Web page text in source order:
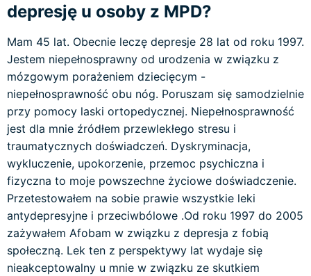
depresję u osoby z MPD?
Mam 45 lat. Obecnie leczę depresje 28 lat od roku 1997.
Jestem niepełnosprawny od urodzenia w związku z
mózgowym porażeniem dziecięcym -
niepełnosprawność obu nóg. Poruszam się samodzielnie
przy pomocy laski ortopedycznej. Niepełnosprawność
jest dla mnie źródłem przewlekłego stresu i
traumatycznych doświadczeń. Dyskryminacja,
wykluczenie, upokorzenie, przemoc psychiczna i
fizyczna to moje powszechne życiowe doświadczenie.
Przetestowałem na sobie prawie wszystkie leki
antydepresyjne i przeciwbólowe .Od roku 1997 do 2005
zażywałem Afobam w związku z depresja z fobią
społeczną. Lek ten z perspektywy lat wydaje się
nieakceptowalny u mnie w związku ze skutkiem